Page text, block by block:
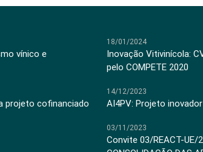
vínico e
projeto cofinanciado
18/01/2024
Inovação Vitivinícola:
pelo COMPETE 2020
14/12/2023
AI4PV: Projeto
03/11/2023
Convite 03/REACT-UE/